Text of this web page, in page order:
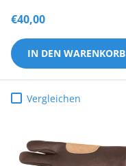
€40,00
IN DEN WARENKORB
Vergleichen